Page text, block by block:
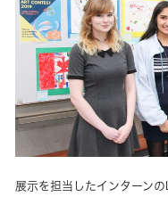
展示を担当したインターン